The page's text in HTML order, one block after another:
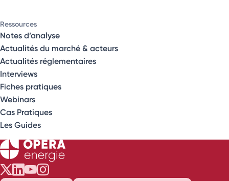
Ressources
Notes d’analyse
Actualités du marché & acteurs
Actualités réglementaires
Interviews
Fiches pratiques
Webinars
Cas Pratiques
Les Guides
Opéra Énergie sur Twitter
Opéra Énergie sur LinkedIn
Opéra Énergie sur Youtube
Opéra Énergie sur Instagram